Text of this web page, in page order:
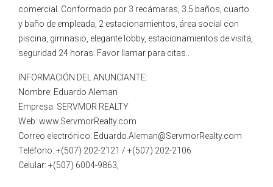
comercial. Conformado por 3 recámaras, 3.5 baños, cuarto
y baño de empleada, 2 estacionamientos, área social con
piscina, gimnasio, elegante lobby, estacionamientos de visita,
seguridad 24 horas. Favor llamar para citas..
INFORMACIÓN DEL ANUNCIANTE:
Nombre: Eduardo Aleman
Empresa: SERVMOR REALTY
Web: www.ServmorRealty.com
Correo electrónico: Eduardo.Aleman@ServmorRealty.com
Teléfono: +(507) 202-2121 / +(507) 202-2106
Celular: +(507) 6004-9863,